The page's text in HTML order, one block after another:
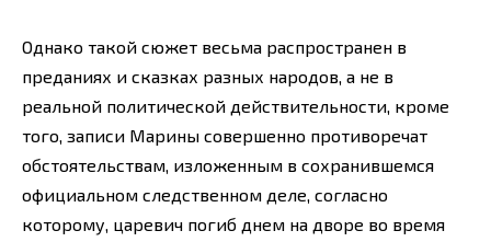
Однако такой сюжет весьма распространен в
преданиях и сказках разных народов, а не в
реальной политической действительности, кроме
того, записи Марины совершенно противоречат
обстоятельствам, изложенным в сохранившемся
официальном следственном деле, согласно
которому, царевич погиб днем на дворе во время